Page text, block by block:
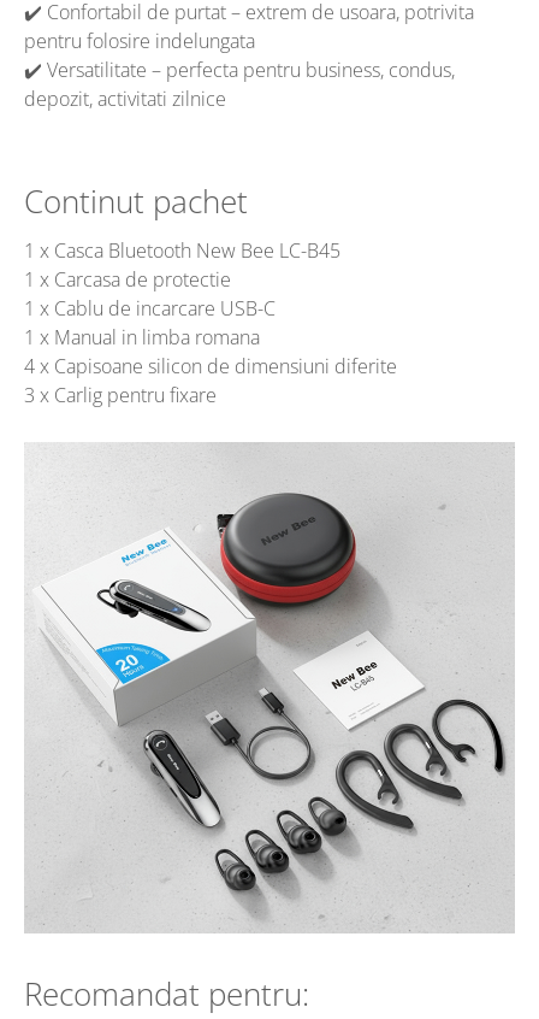
✔️ Confortabil de purtat – extrem de usoara, potrivita
pentru folosire indelungata
✔️ Versatilitate – perfecta pentru business, condus,
depozit, activitati zilnice
Continut pachet
1 x Casca Bluetooth New Bee LC-B45
1 x Carcasa de protectie
1 x Cablu de incarcare USB-C
1 x Manual in limba romana
4 x Capisoane silicon de dimensiuni diferite
3 x Carlig pentru fixare
Recomandat pentru: